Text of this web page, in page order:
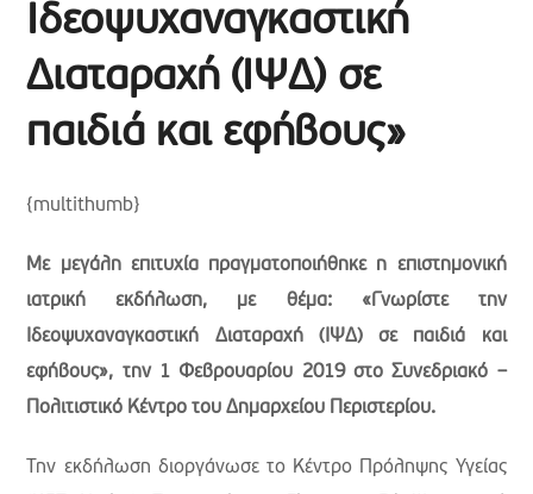
Ιδεοψυχαναγκαστική
Διαταραχή (ΙΨΔ) σε
παιδιά και εφήβους»
{multithumb}
Με μεγάλη επιτυχία πραγματοποιήθηκε η επιστημονική
ιατρική εκδήλωση, με θέμα: «Γνωρίστε την
Ιδεοψυχαναγκαστική Διαταραχή (ΙΨΔ) σε παιδιά και
εφήβους», την 1 Φεβρουαρίου 2019 στο Συνεδριακό –
Πολιτιστικό Κέντρο του Δημαρχείου Περιστερίου.
Την εκδήλωση διοργάνωσε το Κέντρο Πρόληψης Υγείας